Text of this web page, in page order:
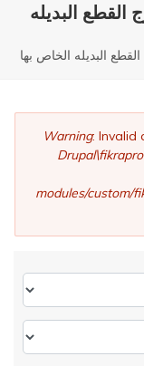
القطع البديله
البديله الخاص بها
Warning: Invalid
modules/custom/